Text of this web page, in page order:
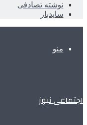
نوشته تصادفی
سایدبار
منو
اجتماعی نیوز